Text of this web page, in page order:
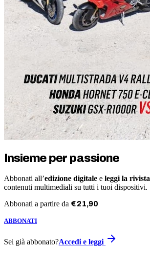
Insieme per passione
Abbonati all’edizione digitale e leggi la rivista
contenuti multimediali su tutti i tuoi dispositivi.
Abbonati a partire da €21,90
ABBONATI
Sei già abbonato?Accedi e leggi